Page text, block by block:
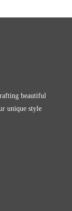
beautiful
unique style